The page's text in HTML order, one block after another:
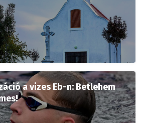
a vizes Eb-n: Betlehem